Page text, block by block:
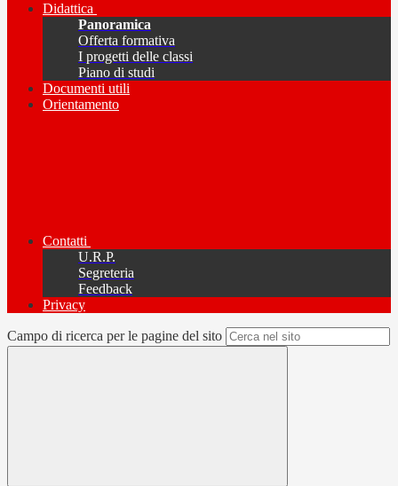
Didattica
Panoramica
Offerta formativa
I progetti delle classi
Piano di studi
Documenti utili
Orientamento
Contatti
U.R.P.
Segreteria
Feedback
Privacy
Campo di ricerca per le pagine del sito